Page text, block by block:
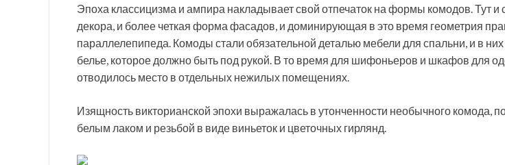
Эпоха классицизма и ампира накладывает свой отпечаток на формы комодов. Тут и
декора, и более четкая форма фасадов, и доминирующая в это время геометрия
параллелепипеда. Комоды стали обязательной деталью мебели для спальни, и в
белье, которое должно быть под рукой. В то время для шифоньеров и шкафов для
отводилось место в отдельных нежилых помещениях.
Изящность викторианской эпохи выражалась в утонченности необычного комода,
белым лаком и резьбой в виде виньеток и цветочных гирлянд.